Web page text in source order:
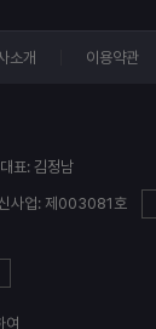
소개 이용약관
대표: 김정남
사업: 제003081호
여